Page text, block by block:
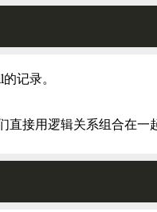
记录。
接用逻辑关系组合在一